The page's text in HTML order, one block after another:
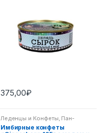
375,00₽
Леденцы и Конфеты, Пан-
азиатская кухня
Имбирные конфеты